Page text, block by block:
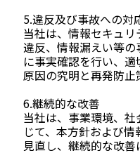
5.違反及び事故への対
当社は、情報セキュ
違反、情報漏えい等
に事実確認を行い、適
原因の究明と再発防止
6.継続的な改善
当社は、事業環境、
じて、本方針および
見直し、継続的な改善